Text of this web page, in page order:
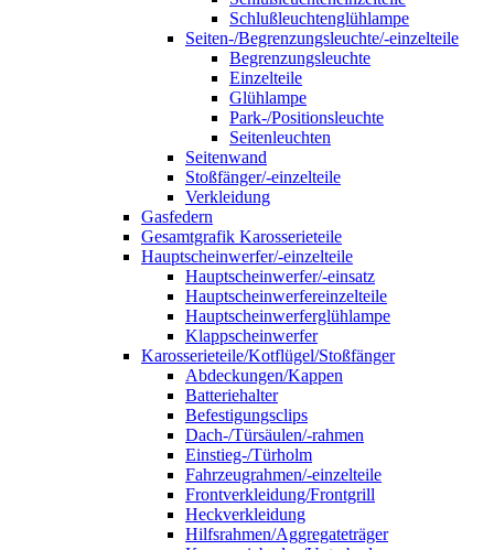
Schlußleuchtenglühlampe
Seiten-/Begrenzungsleuchte/-einzelteile
Begrenzungsleuchte
Einzelteile
Glühlampe
Park-/Positionsleuchte
Seitenleuchten
Seitenwand
Stoßfänger/-einzelteile
Verkleidung
Gasfedern
Gesamtgrafik Karosserieteile
Hauptscheinwerfer/-einzelteile
Hauptscheinwerfer/-einsatz
Hauptscheinwerfereinzelteile
Hauptscheinwerferglühlampe
Klappscheinwerfer
Karosserieteile/Kotflügel/Stoßfänger
Abdeckungen/Kappen
Batteriehalter
Befestigungsclips
Dach-/Türsäulen/-rahmen
Einstieg-/Türholm
Fahrzeugrahmen/-einzelteile
Frontverkleidung/Frontgrill
Heckverkleidung
Hilfsrahmen/Aggregateträger